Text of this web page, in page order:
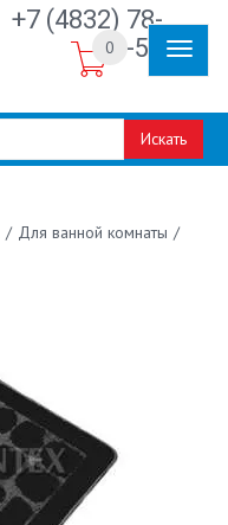
+7 (4832) 78-
30-50
Искать
0
/ Для ванной комнаты /